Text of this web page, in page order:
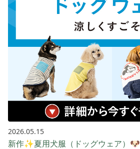
2026.05.15
新作✨夏用犬服（ドッグウェア）🐶